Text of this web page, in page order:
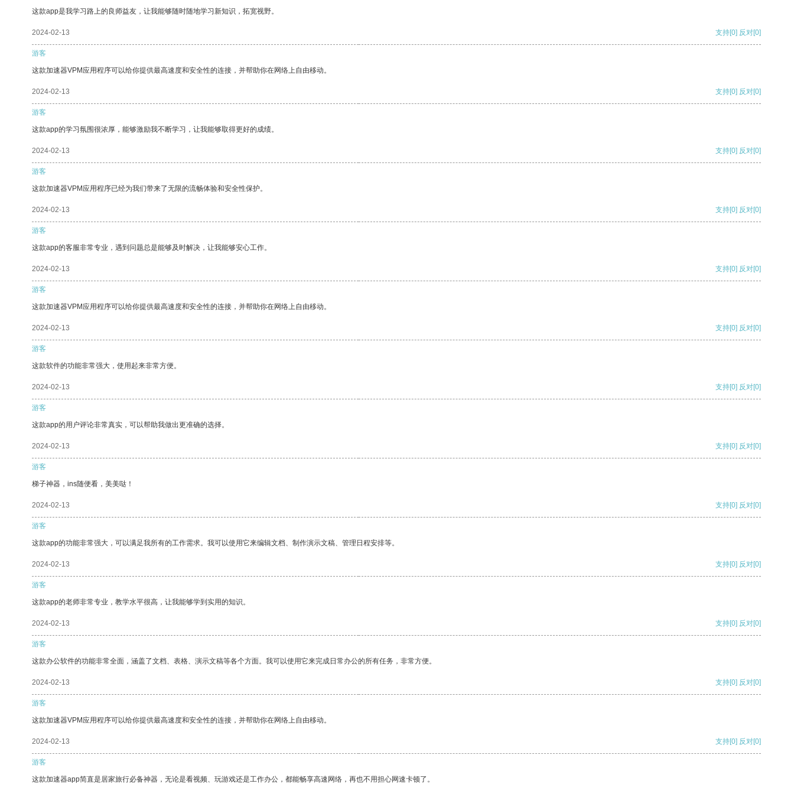
这款app是我学习路上的良师益友，让我能够随时随地学习新知识，拓宽视野。
2024-02-13 支持[0] 反对[0]
游客
这款加速器VPM应用程序可以给你提供最高速度和安全性的连接，并帮助你在网络上自由移动。
2024-02-13 支持[0] 反对[0]
游客
这款app的学习氛围很浓厚，能够激励我不断学习，让我能够取得更好的成绩。
2024-02-13 支持[0] 反对[0]
游客
这款加速器VPM应用程序已经为我们带来了无限的流畅体验和安全性保护。
2024-02-13 支持[0] 反对[0]
游客
这款app的客服非常专业，遇到问题总是能够及时解决，让我能够安心工作。
2024-02-13 支持[0] 反对[0]
游客
这款加速器VPM应用程序可以给你提供最高速度和安全性的连接，并帮助你在网络上自由移动。
2024-02-13 支持[0] 反对[0]
游客
这款软件的功能非常强大，使用起来非常方便。
2024-02-13 支持[0] 反对[0]
游客
这款app的用户评论非常真实，可以帮助我做出更准确的选择。
2024-02-13 支持[0] 反对[0]
游客
梯子神器，ins随便看，美美哒！
2024-02-13 支持[0] 反对[0]
游客
这款app的功能非常强大，可以满足我所有的工作需求。我可以使用它来编辑文档、制作演示文稿、管理日程安排等。
2024-02-13 支持[0] 反对[0]
游客
这款app的老师非常专业，教学水平很高，让我能够学到实用的知识。
2024-02-13 支持[0] 反对[0]
游客
这款办公软件的功能非常全面，涵盖了文档、表格、演示文稿等各个方面。我可以使用它来完成日常办公的所有任务，非常方便。
2024-02-13 支持[0] 反对[0]
游客
这款加速器VPM应用程序可以给你提供最高速度和安全性的连接，并帮助你在网络上自由移动。
2024-02-13 支持[0] 反对[0]
游客
这款加速器app简直是居家旅行必备神器，无论是看视频、玩游戏还是工作办公，都能畅享高速网络，再也不用担心网速卡顿了。